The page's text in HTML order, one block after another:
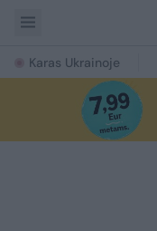
Karas Ukrainoje